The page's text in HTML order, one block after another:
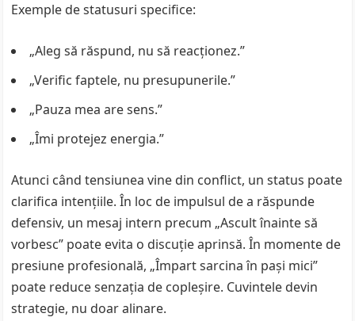
Exemple de statusuri specifice:
„Aleg să răspund, nu să reacționez.”
„Verific faptele, nu presupunerile.”
„Pauza mea are sens.”
„Îmi protejez energia.”
Atunci când tensiunea vine din conflict, un status poate
clarifica intențiile. În loc de impulsul de a răspunde
defensiv, un mesaj intern precum „Ascult înainte să
vorbesc” poate evita o discuție aprinsă. În momente de
presiune profesională, „Împart sarcina în pași mici”
poate reduce senzația de copleșire. Cuvintele devin
strategie, nu doar alinare.